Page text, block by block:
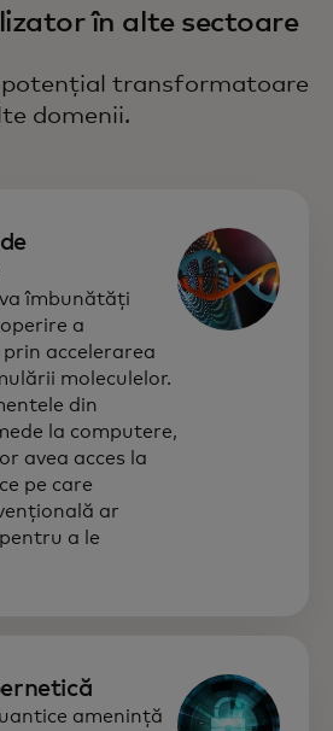
în alte sectoare
potențial transformatoare
domenii.
îmbunătăți
a
accelerarea
moleculelor.
din
la computere,
avea acces la
pe care
ar
a le
amenință